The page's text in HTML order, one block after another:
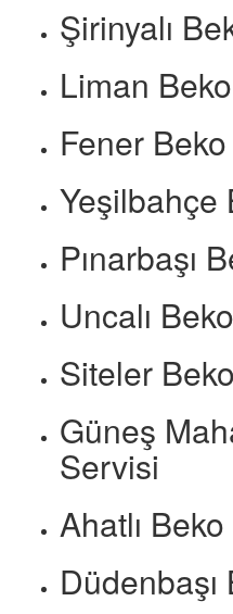
Şirinyalı
Liman
Fener
Yeşilbahçe
Pınarbaşı
Uncalı
Siteler
Güneş
Servisi
Ahatlı